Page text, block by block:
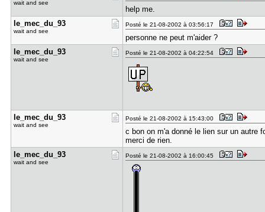
wait and see
help me.
le_mec_du_​93
wait and see
Posté le 21-08-2002 à 03:56:17
personne ne peut m'aider ?
le_mec_du_​93
wait and see
Posté le 21-08-2002 à 04:22:54
le_mec_du_​93
wait and see
Posté le 21-08-2002 à 15:43:00
c bon on m'a donné le lien sur un autre
merci de rien.
le_mec_du_​93
wait and see
Posté le 21-08-2002 à 16:00:45